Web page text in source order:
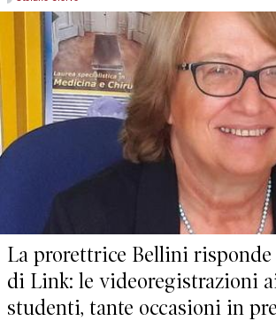
La prorettrice Bellini risponde
di Link: le videoregistrazioni
studenti, tante occasioni in